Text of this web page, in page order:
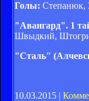
Голы: Степанюк,
"Авангард". 1
Швыдкий,
"Сталь"
10.03.2015 |